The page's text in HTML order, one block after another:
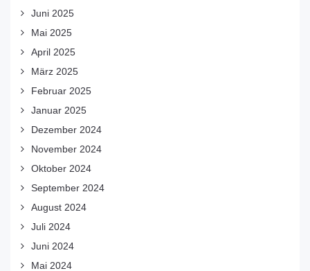
Juni 2025
Mai 2025
April 2025
März 2025
Februar 2025
Januar 2025
Dezember 2024
November 2024
Oktober 2024
September 2024
August 2024
Juli 2024
Juni 2024
Mai 2024